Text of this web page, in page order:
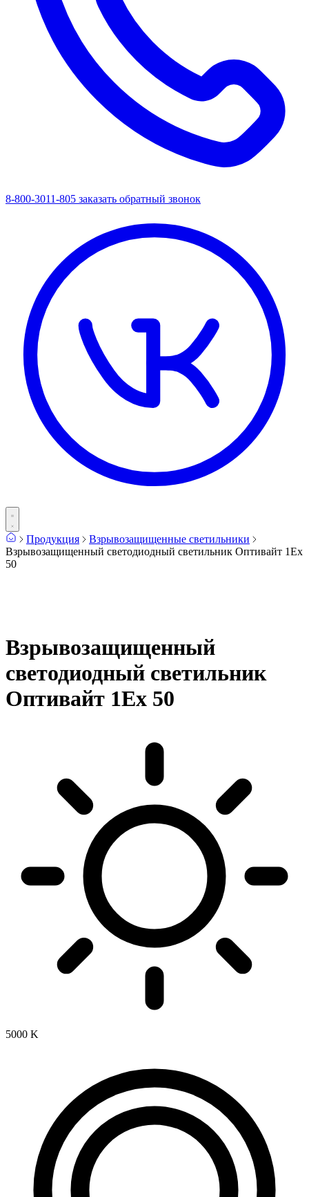
8-800-3011-805 заказать обратный звонок
Продукция
Взрывозащищенные светильники
Взрывозащищенный светодиодный светильник Оптивайт 1Ex
50
Взрывозащищенный
светодиодный светильник
Оптивайт 1Ex 50
5000 K